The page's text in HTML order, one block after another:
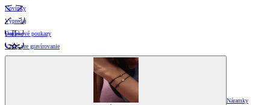
Novinky
Výpredaj
Darčekové poukazy
Vzory pre gravírovanie
Náramky